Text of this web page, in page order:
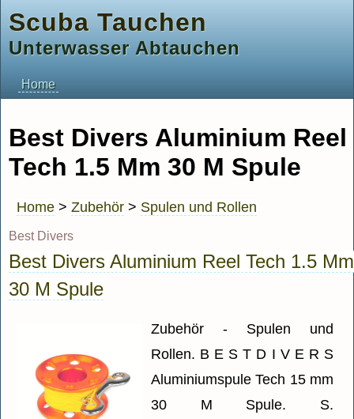
Scuba Tauchen
Unterwasser Abtauchen
Home
Best Divers Aluminium Reel
Tech 1.5 Mm 30 M Spule
Home > Zubehör > Spulen und Rollen
Best Divers
Best Divers Aluminium Reel Tech 1.5 Mm
30 M Spule
Zubehör - Spulen und
Rollen. B E S T D I V E R S
Aluminiumspule Tech 15 mm
30 M Spule. S.